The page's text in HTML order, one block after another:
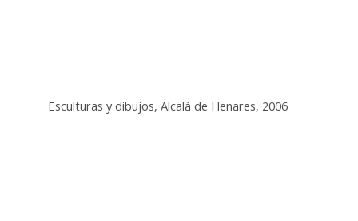
Esculturas y dibujos, Alcalá de Henares, 2006